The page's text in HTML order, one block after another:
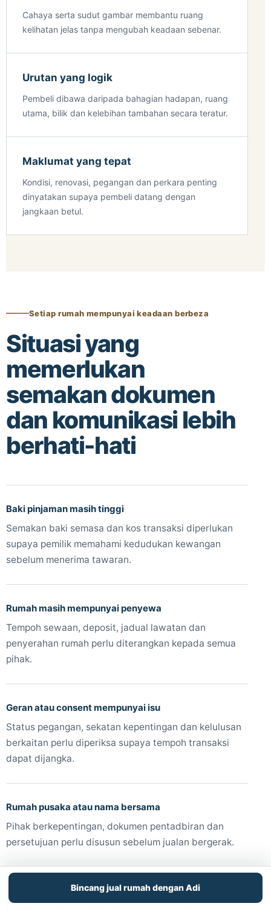
Cahaya serta sudut gambar membantu ruang
kelihatan jelas tanpa mengubah keadaan sebenar.
Urutan yang logik
Pembeli dibawa daripada bahagian hadapan, ruang
utama, bilik dan kelebihan tambahan secara teratur.
Maklumat yang tepat
Kondisi, renovasi, pegangan dan perkara penting
dinyatakan supaya pembeli datang dengan
jangkaan betul.
Setiap rumah mempunyai keadaan berbeza
Situasi yang
memerlukan
semakan dokumen
dan komunikasi lebih
berhati-hati
Baki pinjaman masih tinggi
Semakan baki semasa dan kos transaksi diperlukan
supaya pemilik memahami kedudukan kewangan
sebelum menerima tawaran.
Rumah masih mempunyai penyewa
Tempoh sewaan, deposit, jadual lawatan dan
penyerahan rumah perlu diterangkan kepada semua
pihak.
Geran atau consent mempunyai isu
Status pegangan, sekatan kepentingan dan kelulusan
berkaitan perlu diperiksa supaya tempoh transaksi
dapat dijangka.
Rumah pusaka atau nama bersama
Pihak berkepentingan, dokumen pentadbiran dan
persetujuan perlu disusun sebelum jualan bergerak.
Pemilik berada di luar JohorBincang jual rumah dengan Adi